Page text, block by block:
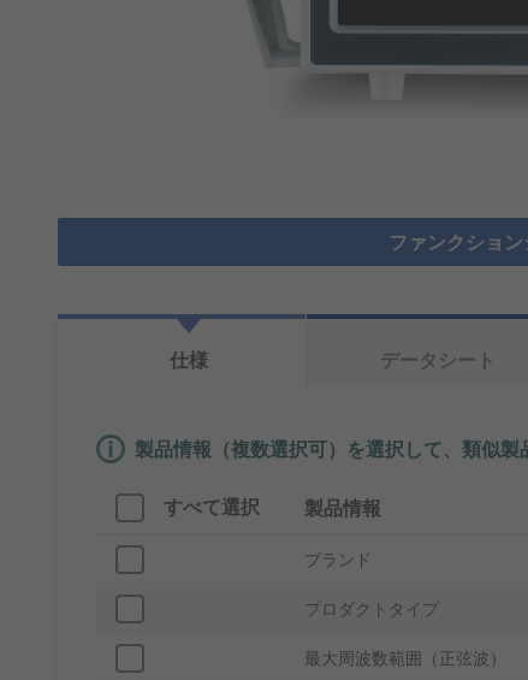
ファンクショ
仕様 データシート
製品情報（複数選択可）を選択して、類似製
すべて選択 製品情報
ブランド
プロダクトタイプ
最大周波数範囲（正弦波）